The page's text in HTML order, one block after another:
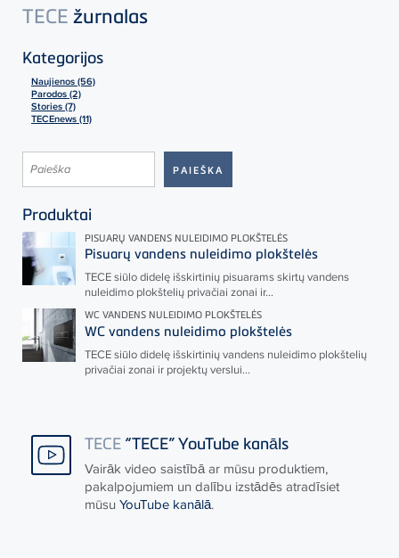
TECE žurnalas
Kategorijos
Naujienos (56)
Parodos (2)
Stories (7)
TECEnews (11)
Produktai
PISUARŲ VANDENS NULEIDIMO PLOKŠTELĖS
Pisuarų vandens nuleidimo plokštelės
TECEsiūlo didelę išskirtinių pisuarams skirtų vandens
nuleidimo plokštelių privačiai zonai ir...
WC VANDENS NULEIDIMO PLOKŠTELĖS
WC vandens nuleidimo plokštelės
TECEsiūlo didelę išskirtinių vandens nuleidimo plokštelių
privačiai zonai ir projektų verslui...
TECE “TECE” YouTube kanāls
Vairāk video saistībā ar mūsu produktiem,
pakalpojumiem un dalību izstādēs atradīsiet
mūsu YouTube kanālā.